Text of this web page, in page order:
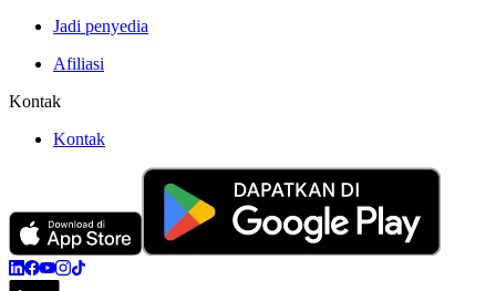
Jadi penyedia
Afiliasi
Kontak
Kontak